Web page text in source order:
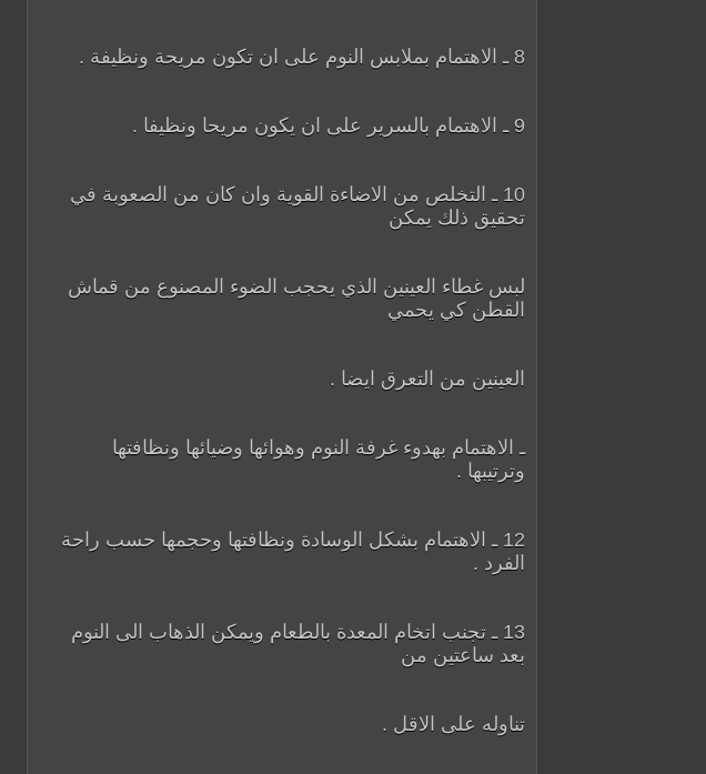
8 ـ الاهتمام بملابس النوم على ان تكون مريحة ونظيفة .
9 ـ الاهتمام بالسرير على ان يكون مريحا ونظيفا .
10 ـ التخلص من الاضاءة القوية وان كان من الصعوبة في
تحقيق ذلك يمكن
لبس غطاء العينين الذي يحجب الضوء المصنوع من قماش
القطن كي يحمي
العينين من التعرق ايضا .
ـ الاهتمام بهدوء غرفة النوم وهوائها وضيائها ونظافتها
وترتيبها .
12 ـ الاهتمام بشكل الوسادة ونظافتها وحجمها حسب راحة
الفرد .
13 ـ تجنب اتخام المعدة بالطعام ويمكن الذهاب الى النوم
بعد ساعتين من
تناوله على الاقل .